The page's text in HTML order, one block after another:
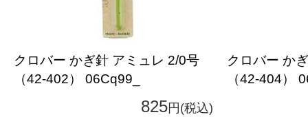
クロバー かぎ針 アミュレ 2/0号
（42-402） 06Cq99_
825円(税込)
クロバー か
（42-404）